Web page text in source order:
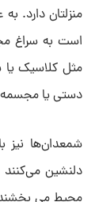
منزلتان دارد.
است به سراغ
مثل کلاسیک یا
دستی یا مجسمه
شمعدان‌ها نیز
دلنشین می‌کنند